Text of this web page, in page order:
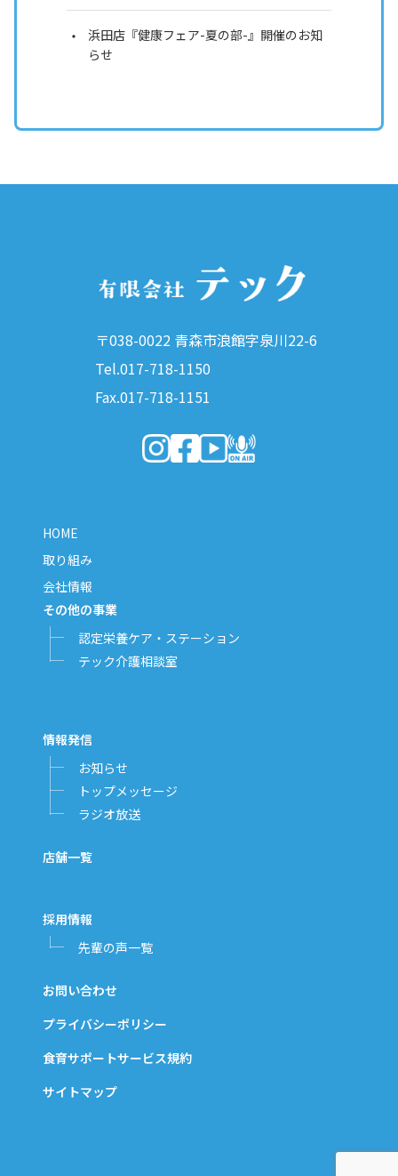
浜田店『健康フェア-夏の部-』開催のお知
らせ
〒038-0022 青森市浪館字泉川22-6
Tel.017-718-1150
Fax.017-718-1151
（新しいウィンドウで開きます）
（新しいウィンドウで開きます）
（新しいウィンドウで開き
（新しいウィンドウで
HOME
取り組み
会社情報
その他の事業
認定栄養ケア・ステーション
テック介護相談室
情報発信
お知らせ
トップメッセージ
ラジオ放送
店舗一覧
採用情報
先輩の声一覧
お問い合わせ
プライバシーポリシー
食育サポートサービス規約
サイトマップ